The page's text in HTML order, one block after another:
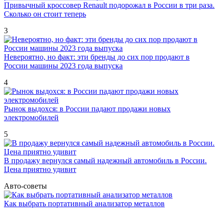
Привычный кроссовер Renault подорожал в России в три раза.
Сколько он стоит теперь
3
Невероятно, но факт: эти бренды до сих пор продают в
России машины 2023 года выпуска
4
Рынок выдохся: в России падают продажи новых
электромобилей
5
В продажу вернулся самый надежный автомобиль в России.
Цена приятно удивит
Авто-советы
Как выбрать портативный анализатор металлов